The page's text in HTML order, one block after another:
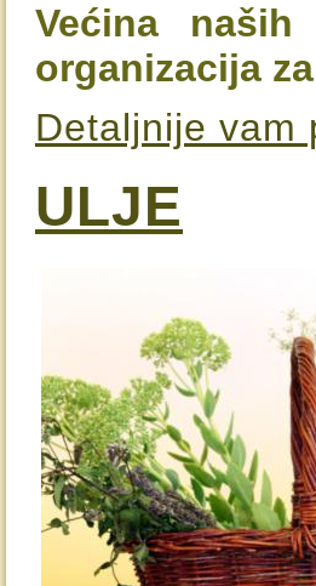
Većina
organizacija
Detaljnije vam
ULJE